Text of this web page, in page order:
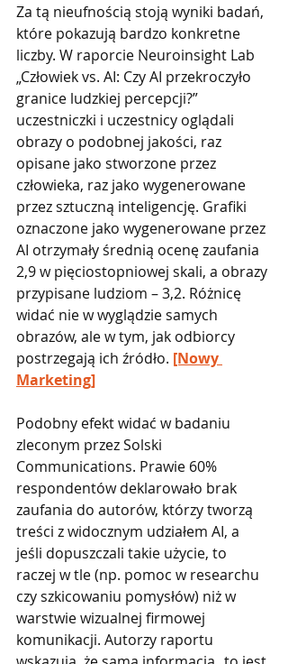
Za tą nieufnością stoją wyniki badań,
które pokazują bardzo konkretne
liczby. W raporcie Neuroinsight Lab
„Człowiek vs. AI: Czy AI przekroczyło
granice ludzkiej percepcji?”
uczestniczki i uczestnicy oglądali
obrazy o podobnej jakości, raz
opisane jako stworzone przez
człowieka, raz jako wygenerowane
przez sztuczną inteligencję. Grafiki
oznaczone jako wygenerowane przez
AI otrzymały średnią ocenę zaufania
2,9 w pięciostopniowej skali, a obrazy
przypisane ludziom – 3,2. Różnicę
widać nie w wyglądzie samych
obrazów, ale w tym, jak odbiorcy
postrzegają ich źródło. [Nowy
Marketing]
Podobny efekt widać w badaniu
zleconym przez Solski
Communications. Prawie 60%
respondentów deklarowało brak
zaufania do autorów, którzy tworzą
treści z widocznym udziałem AI, a
jeśli dopuszczali takie użycie, to
raczej w tle (np. pomoc w researchu
czy szkicowaniu pomysłów) niż w
warstwie wizualnej firmowej
komunikacji. Autorzy raportu